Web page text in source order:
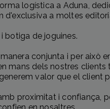
logística a Aduna,
d'exclusiva a moltes
botiga de joguines.
conjunta i per això
mans dels nostres
valor que el client
proximitat i confiança,